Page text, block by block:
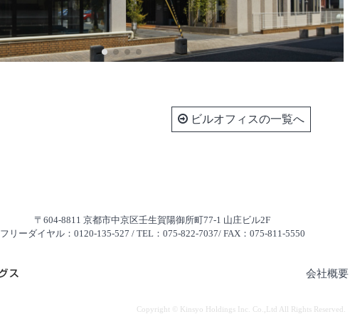
ビルオフィスの一覧へ
〒604-8811 京都市中京区壬生賀陽御所町77-1 山庄ビル2F
フリーダイヤル：0120-135-527 / TEL：075-822-7037/ FAX：075-811-5550
会社概要
Copyright © Kinsyo Holdings Inc. Co.,Ltd All Rights Reserved.